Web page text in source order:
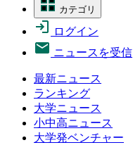
カテゴリ
ログイン
ニュースを受信
最新ニュース
ランキング
大学ニュース
小中高ニュース
大学発ベンチャー